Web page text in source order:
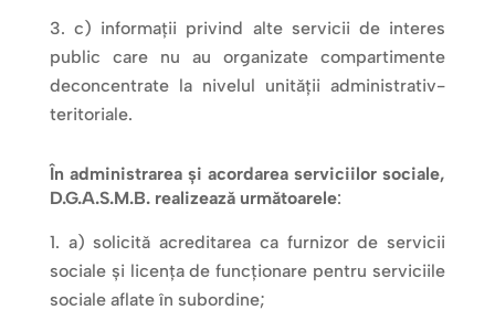
c) informații privind alte servicii de interes
public care nu au organizate compartimente
deconcentrate la nivelul unității administrativ-
teritoriale.
În administrarea și acordarea serviciilor sociale,
D.G.A.S.M.B. realizează următoarele:
a) solicită acreditarea ca furnizor de servicii
sociale și licența de funcționare pentru serviciile
sociale aflate în subordine;